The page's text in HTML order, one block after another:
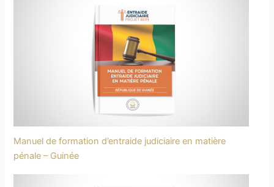
Manuel de formation d’entraide judiciaire en matière
pénale – Guinée